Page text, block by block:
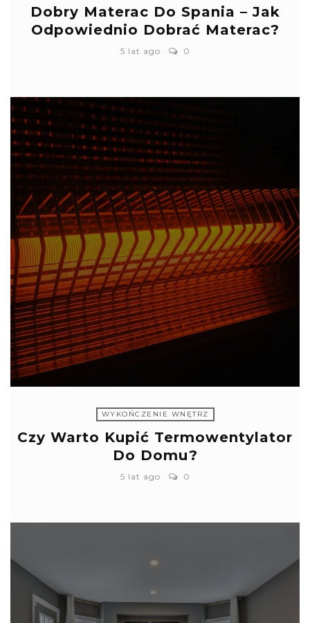
Dobry Materac Do Spania – Jak
Odpowiednio Dobrać Materac?
5 lat ago 0
WYKOŃCZENIE WNĘTRZ
Czy Warto Kupić Termowentylator
Do Domu?
5 lat ago 0